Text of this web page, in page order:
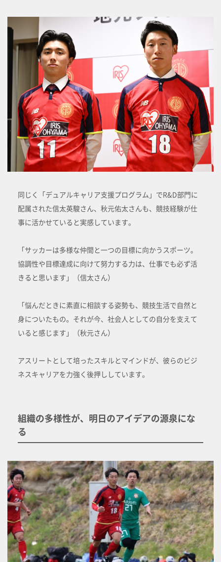
同じく「デュアルキャリア支援プログラム」でR&D部門に
配属された信太英駿さん、秋元佑太さんも、競技経験が仕
事に活かせていると実感しています。
「サッカーは多様な仲間と一つの目標に向かうスポーツ。
協調性や目標達成に向けて努力する力は、仕事でも必ず活
きると思います」（信太さん）
「悩んだときに素直に相談する姿勢も、競技生活で自然と
身についたもの。それが今、社会人としての自分を支えて
いると感じます」（秋元さん）
アスリートとして培ったスキルとマインドが、彼らのビジ
ネスキャリアを力強く後押ししています。
組織の多様性が、明日のアイデアの源泉にな
る